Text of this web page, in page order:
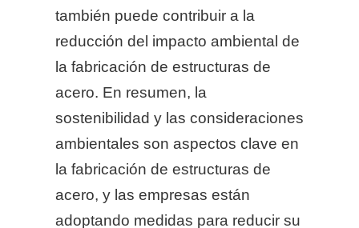
también puede contribuir a la
reducción del impacto ambiental de
la fabricación de estructuras de
acero. En resumen, la
sostenibilidad y las consideraciones
ambientales son aspectos clave en
la fabricación de estructuras de
acero, y las empresas están
adoptando medidas para reducir su